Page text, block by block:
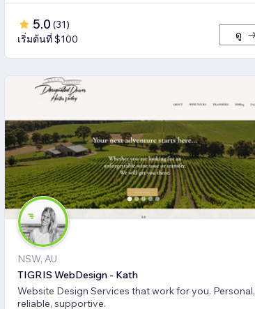
5.0 (31)
เริ่มต้นที่ $100
ดู
NSW, AU
TIGRIS WebDesign - Kath
Website Design Services that work for you. Personal,
reliable, supportive.